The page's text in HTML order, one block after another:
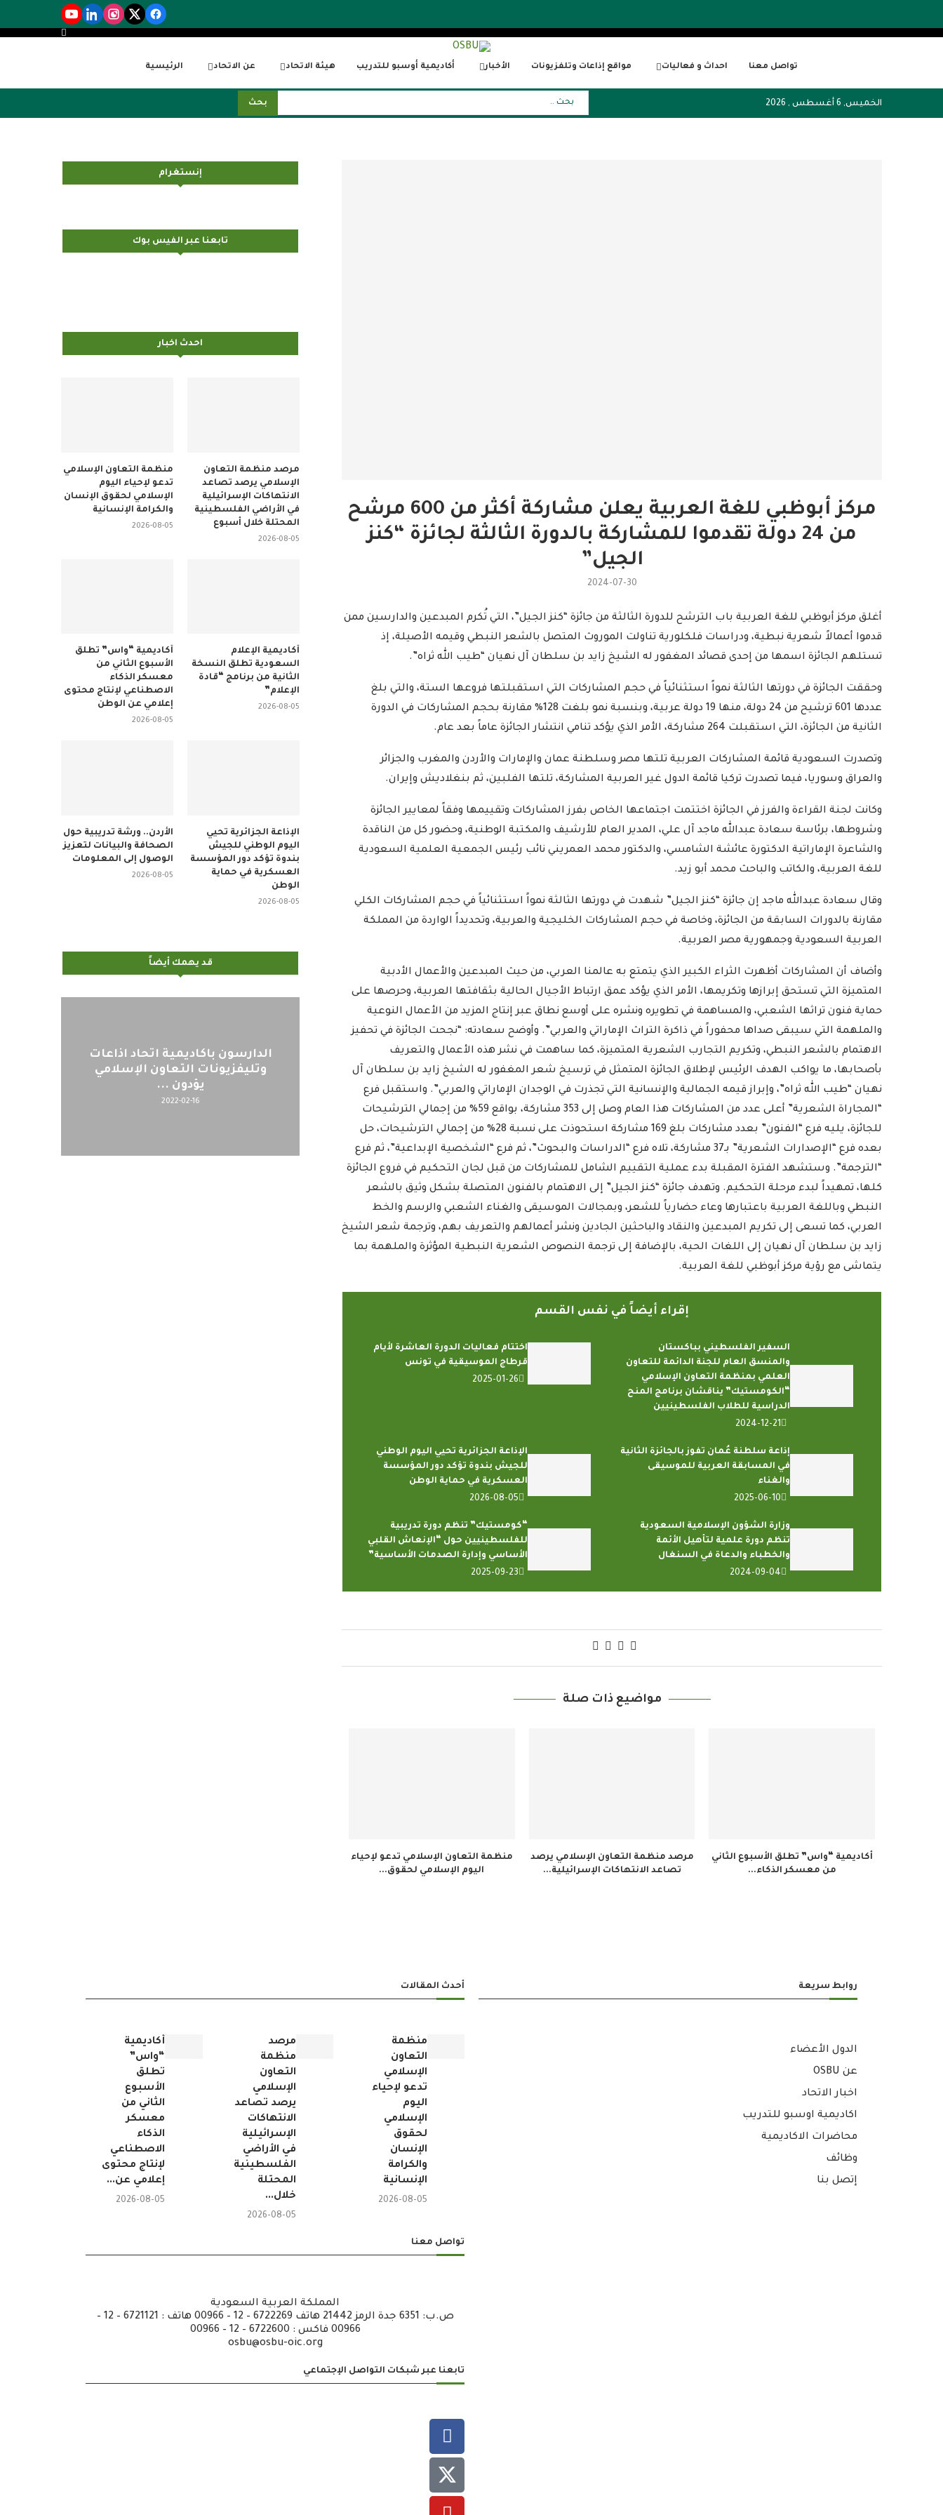
الرئيسية عن الاتحاد هيئة الاتحاد أكاديمية أوسبو للتدريب الأخبار مواقع إذاعات وتلفزيونات احداث و فعاليات تواصل معنا
الخميس, 6 أغسطس , 2026 بحث
مركز أبوظبي للغة العربية يعلن مشاركة أكثر من 600 مرشح
من 24 دولة تقدموا للمشاركة بالدورة الثالثة لجائزة “كنز
الجيل”
2024-07-30
أغلق مركز أبوظبي للغة العربية باب الترشح للدورة الثالثة من جائزة “كنز الجيل”، التي تُكرم المبدعين والدارسين ممن
قدموا أعمالاً شعرية نبطية، ودراسات فلكلورية تناولت الموروث المتصل بالشعر النبطي وقيمه الأصيلة، إذ
تستلهم الجائزة اسمها من إحدى قصائد المغفور له الشيخ زايد بن سلطان آل نهيان “طيب الله ثراه”.
وحققت الجائزة في دورتها الثالثة نمواً استثنائياً في حجم المشاركات التي استقبلتها فروعها الستة، والتي بلغ
عددها 601 ترشيح من 24 دولة، منها 19 دولة عربية، وبنسبة نمو بلغت 128% مقارنة بحجم المشاركات في الدورة
الثانية من الجائزة، التي استقبلت 264 مشاركة، الأمر الذي يؤكد تنامي انتشار الجائزة عاماً بعد عام.
وتصدرت السعودية قائمة المشاركات العربية تلتها مصر وسلطنة عمان والإمارات والأردن والمغرب والجزائر
والعراق وسوريا، فيما تصدرت تركيا قائمة الدول غير العربية المشاركة، تلتها الفلبين، ثم بنغلاديش وإيران.
وكانت لجنة القراءة والفرز في الجائزة اختتمت اجتماعها الخاص بفرز المشاركات وتقييمها وفقاً لمعايير الجائزة
وشروطها، برئاسة سعادة عبدالله ماجد آل علي، المدير العام للأرشيف والمكتبة الوطنية، وحضور كل من الناقدة
والشاعرة الإماراتية الدكتورة عائشة الشامسي، والدكتور محمد العمريني نائب رئيس الجمعية العلمية السعودية
للغة العربية، والكاتب والباحث محمد أبو زيد.
وقال سعادة عبدالله ماجد إن جائزة “كنز الجيل” شهدت في دورتها الثالثة نمواً استثنائياً في حجم المشاركات الكلي
مقارنة بالدورات السابقة من الجائزة، وخاصة في حجم المشاركات الخليجية والعربية، وتحديداً الواردة من المملكة
العربية السعودية وجمهورية مصر العربية.
وأضاف أن المشاركات أظهرت الثراء الكبير الذي يتمتع به عالمنا العربي، من حيث المبدعين والأعمال الأدبية
المتميزة التي تستحق إبرازها وتكريمها، الأمر الذي يؤكد عمق ارتباط الأجيال الحالية بثقافتها العربية، وحرصها على
حماية فنون تراثها الشعبي، والمساهمة في تطويره ونشره على أوسع نطاق عبر إنتاج المزيد من الأعمال النوعية
والملهمة التي سيبقى صداها محفوراً في ذاكرة التراث الإماراتي والعربي”. وأوضح سعادته: “نجحت الجائزة في تحفيز
الاهتمام بالشعر النبطي، وتكريم التجارب الشعرية المتميزة، كما ساهمت في نشر هذه الأعمال والتعريف
بأصحابها، ما يواكب الهدف الرئيس لإطلاق الجائزة المتمثل في ترسيخ شعر المغفور له الشيخ زايد بن سلطان آل
نهيان “طيب الله ثراه”، وإبراز قيمه الجمالية والإنسانية التي تجذرت في الوجدان الإماراتي والعربي”. واستقبل فرع
“المجاراة الشعرية” أعلى عدد من المشاركات هذا العام وصل إلى 353 مشاركة، بواقع 59% من إجمالي الترشيحات
للجائزة، يليه فرع “الفنون” بعدد مشاركات بلغ 169 مشاركة استحوذت على نسبة 28% من إجمالي الترشيحات، حل
بعده فرع “الإصدارات الشعرية” بـ37 مشاركة، تلاه فرع “الدراسات والبحوث”، ثم فرع “الشخصية الإبداعية”، ثم فرع
“الترجمة”. وستشهد الفترة المقبلة بدء عملية التقييم الشامل للمشاركات من قبل لجان التحكيم في فروع الجائزة
كلها، تمهيداً لبدء مرحلة التحكيم. وتهدف جائزة “كنز الجيل” إلى الاهتمام بالفنون المتصلة بشكل وثيق بالشعر
النبطي وباللغة العربية باعتبارها وعاء حضارياً للشعر، وبمجالات الموسيقى والغناء الشعبي والرسم والخط
العربي، كما تسعى إلى تكريم المبدعين والنقاد والباحثين الجادين ونشر أعمالهم والتعريف بهم، وترجمة شعر الشيخ
زايد بن سلطان آل نهيان إلى اللغات الحية، بالإضافة إلى ترجمة النصوص الشعرية النبطية المؤثرة والملهمة بما
يتماشى مع رؤية مركز أبوظبي للغة العربية.
إقراء أيضاً في نفس القسم
السفير الفلسطيني بباكستان
والمنسق العام للجنة الدائمة للتعاون
العلمي بمنظمة التعاون الإسلامي
“الكومستيك” يناقشان برنامج المنح
الدراسية للطلاب الفلسطينيين
2024-12-21
اختتام فعاليات الدورة العاشرة لأيام
قرطاج الموسيقية في تونس
2025-01-26
إذاعة سلطنة عُمان تفوز بالجائزة الثانية
في المسابقة العربية للموسيقى
والغناء
2025-06-10
الإذاعة الجزائرية تحيي اليوم الوطني
للجيش بندوة تؤكد دور المؤسسة
العسكرية في حماية الوطن
2026-08-05
وزارة الشؤون الإسلامية السعودية
تنظم دورة علمية لتأهيل الأئمة
والخطباء والدعاة في السنغال
2024-09-04
“كومستيك” تنظم دورة تدريبية
للفلسطينيين حول “الإنعاش القلبي
الأساسي وإدارة الصدمات الأساسية”
2025-09-23
مواضيع ذات صلة
منظمة التعاون الإسلامي تدعو لإحياء
اليوم الإسلامي لحقوق...
مرصد منظمة التعاون الإسلامي يرصد
تصاعد الانتهاكات الإسرائيلية...
أكاديمية “واس” تطلق الأسبوع الثاني
من معسكر الذكاء...
إنستغرام
تابعنا عبر الفيس بوك
احدث اخبار
منظمة التعاون الإسلامي
تدعو لإحياء اليوم
الإسلامي لحقوق الإنسان
والكرامة الإنسانية
2026-08-05
مرصد منظمة التعاون
الإسلامي يرصد تصاعد
الانتهاكات الإسرائيلية
في الأراضي الفلسطينية
المحتلة خلال أسبوع
2026-08-05
أكاديمية “واس” تطلق
الأسبوع الثاني من
معسكر الذكاء
الاصطناعي لإنتاج محتوى
إعلامي عن الوطن
2026-08-05
أكاديمية الإعلام
السعودية تطلق النسخة
الثانية من برنامج “قادة
الإعلام”
2026-08-05
الأردن.. ورشة تدريبية حول
الصحافة والبيانات لتعزيز
الوصول إلى المعلومات
2026-08-05
الإذاعة الجزائرية تحيي
اليوم الوطني للجيش
بندوة تؤكد دور المؤسسة
العسكرية في حماية
الوطن
2026-08-05
قد يهمك أيضاً
الدارسون باكاديمية اتحاد اذاعات
وتليفزيونات التعاون الإسلامي
يؤدون ...
2022-02-16
روابط سريعة
الدول الأعضاء
عن OSBU
اخبار الاتحاد
اكاديمية اوسبو للتدريب
محاضرات الاكاديمية
وظائف
إتصل بنا
أحدث المقالات
منظمة
التعاون
الإسلامي
تدعو لإحياء
اليوم
الإسلامي
لحقوق
الإنسان
والكرامة
الإنسانية
2026-08-05
مرصد
منظمة
التعاون
الإسلامي
يرصد تصاعد
الانتهاكات
الإسرائيلية
في الأراضي
الفلسطينية
المحتلة
خلال...
2026-08-05
أكاديمية
“واس”
تطلق
الأسبوع
الثاني من
معسكر
الذكاء
الاصطناعي
لإنتاج محتوى
إعلامي عن...
2026-08-05
تواصل معنا
المملكة العربية السعودية
ص.ب: 6351 جدة الرمز 21442 هاتف 6722269 – 12 – 00966 هاتف : 6721121 – 12 –
00966 فاكس : 6722600 – 12 – 00966
osbu@osbu-oic.org
تابعنا عبر شبكات التواصل الإجتماعي